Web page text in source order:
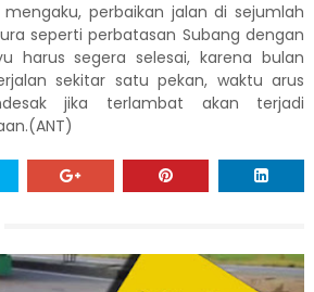
perbaikan jalan di sejumlah
seperti perbatasan Subang dengan
harus segera selesai, karena bulan
sekitar satu pekan, waktu arus
jika terlambat akan terjadi